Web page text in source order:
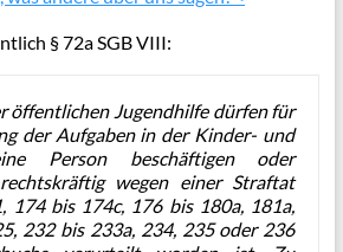
§ 72a SGB VIII:
öffentlichen Jugendhilfe dürfen für
der Aufgaben in der Kinder- und
Person beschäftigen oder
wegen einer Straftat
174 bis 174c, 176 bis 180a, 181a,
232 bis 233a, 234, 235 oder 236